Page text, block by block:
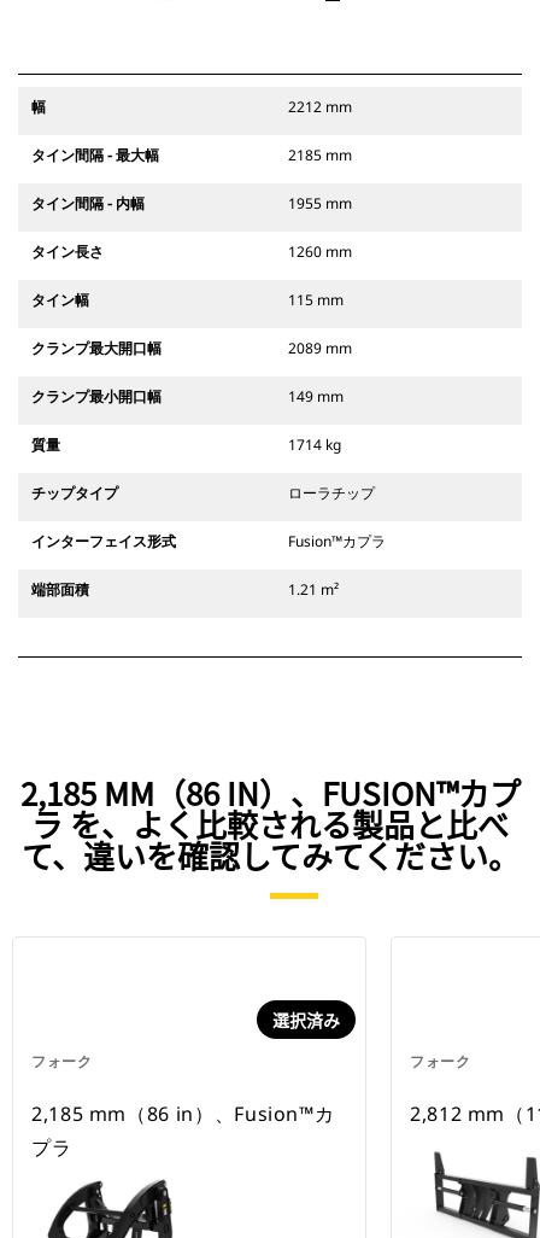
幅 2212 mm
タイン間隔 - 最大幅 2185 mm
タイン間隔 - 内幅 1955 mm
タイン長さ 1260 mm
タイン幅 115 mm
クランプ最大開口幅 2089 mm
クランプ最小開口幅 149 mm
質量 1714 kg
チップタイプ ローラチップ
インターフェイス形式 Fusion™カプラ
端部面積 1.21 m²
2,185 MM（86 IN）、FUSION™カプ
ラ を、よく比較される製品と比べ
て、違いを確認してみてください。
フォーク
選択済み
2,185 mm（86 in）、Fusion™カ
プラ
フォーク
2,812 mm（